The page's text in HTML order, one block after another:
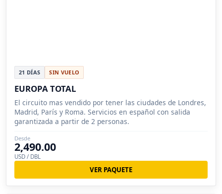
21 DÍAS SIN VUELO
EUROPA TOTAL
El circuito mas vendido por tener las ciudades de Londres,
Madrid, París y Roma. Servicios en español con salida
garantizada a partir de 2 personas.
Desde
2,490.00
USD / DBL
VER PAQUETE